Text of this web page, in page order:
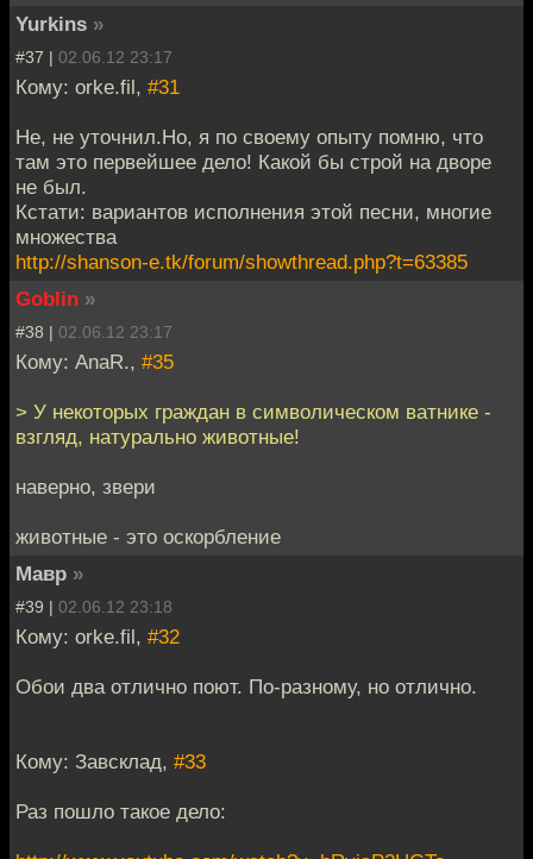
Yurkins »
#37 | 02.06.12 23:17
Кому: orke.fil, #31
Не, не уточнил.Но, я по своему опыту помню, что
там это первейшее дело! Какой бы строй на дворе
не был.
Кстати: вариантов исполнения этой песни, многие
множества
http://shanson-e.tk/forum/showthread.php?t=63385
Goblin »
#38 | 02.06.12 23:17
Кому: AnaR., #35
> У некоторых граждан в символическом ватнике -
взгляд, натурально животные!
наверно, звери
животные - это оскорбление
Мавр »
#39 | 02.06.12 23:18
Кому: orke.fil, #32
Обои два отлично поют. По-разному, но отлично.
Кому: Завсклад, #33
Раз пошло такое дело: